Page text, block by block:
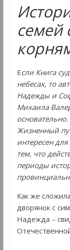
семей
Если Книга
небесах, то
Надежды и
Михаила
Жизненный
интересен
тем, что
периоды
Как же
дворянок с
Надежда –